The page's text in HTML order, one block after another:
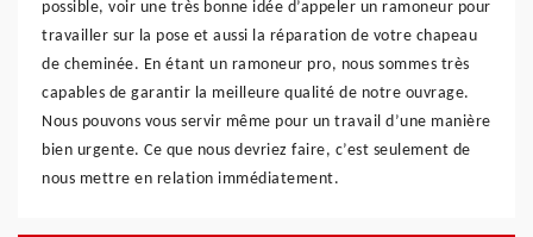
possible, voir une très bonne idée d’appeler un ramoneur pour
travailler sur la pose et aussi la réparation de votre chapeau
de cheminée. En étant un ramoneur pro, nous sommes très
capables de garantir la meilleure qualité de notre ouvrage.
Nous pouvons vous servir même pour un travail d’une manière
bien urgente. Ce que nous devriez faire, c’est seulement de
nous mettre en relation immédiatement.